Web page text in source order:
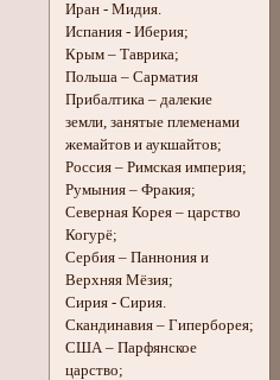
Иран - Мидия.
Испания - Иберия;
Крым – Таврика;
Польша – Сарматия
Прибалтика – далекие
земли, занятые племенами
жемайтов и аукшайтов;
Россия – Римская империя;
Румыния – Фракия;
Северная Корея – царство
Когурё;
Сербия – Паннония и
Верхняя Мёзия;
Сирия - Сирия.
Скандинавия – Гиперборея;
США – Парфянское
царство;